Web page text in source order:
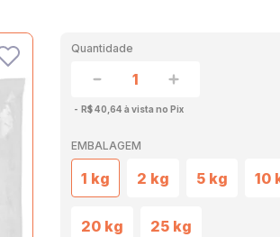
Quantidade
R$ 40,64 à vista no Pix
EMBALAGEM
1 kg 2 kg 5 kg 10
20 kg 25 kg